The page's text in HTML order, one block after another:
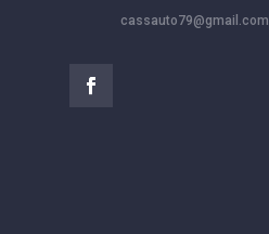
cassauto79@gmail.com